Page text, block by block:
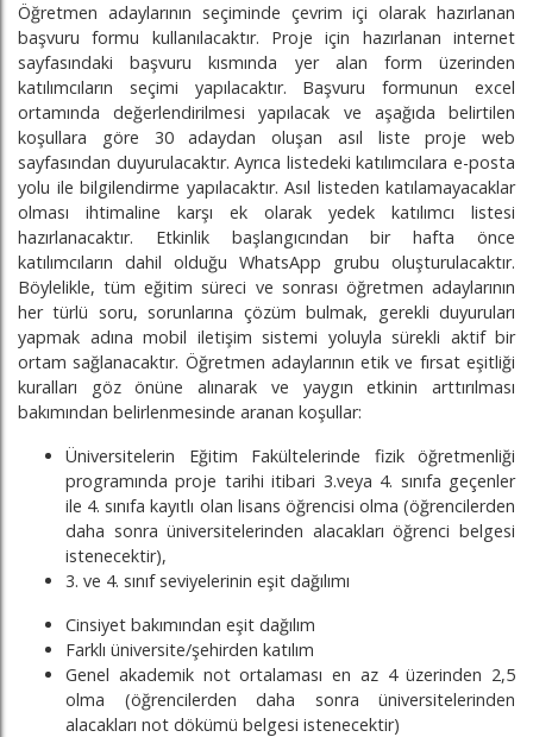
Öğretmen adaylarının seçiminde çevrim içi olarak hazırlanan
başvuru formu kullanılacaktır. Proje için hazırlanan internet
sayfasındaki başvuru kısmında yer alan form üzerinden
katılımcıların seçimi yapılacaktır. Başvuru formunun excel
ortamında değerlendirilmesi yapılacak ve aşağıda belirtilen
koşullara göre 30 adaydan oluşan asıl liste proje web
sayfasından duyurulacaktır. Ayrıca listedeki katılımcılara e-posta
yolu ile bilgilendirme yapılacaktır. Asıl listeden katılamayacaklar
olması ihtimaline karşı ek olarak yedek katılımcı listesi
hazırlanacaktır. Etkinlik başlangıcından bir hafta önce
katılımcıların dahil olduğu WhatsApp grubu oluşturulacaktır.
Böylelikle, tüm eğitim süreci ve sonrası öğretmen adaylarının
her türlü soru, sorunlarına çözüm bulmak, gerekli duyuruları
yapmak adına mobil iletişim sistemi yoluyla sürekli aktif bir
ortam sağlanacaktır. Öğretmen adaylarının etik ve fırsat eşitliği
kuralları göz önüne alınarak ve yaygın etkinin arttırılması
bakımından belirlenmesinde aranan koşullar:
Üniversitelerin Eğitim Fakültelerinde fizik öğretmenliği
programında proje tarihi itibari 3.veya 4. sınıfa geçenler
ile 4. sınıfa kayıtlı olan lisans öğrencisi olma (öğrencilerden
daha sonra üniversitelerinden alacakları öğrenci belgesi
istenecektir),
3. ve 4. sınıf seviyelerinin eşit dağılımı
Cinsiyet bakımından eşit dağılım
Farklı üniversite/şehirden katılım
Genel akademik not ortalaması en az 4 üzerinden 2,5
olma (öğrencilerden daha sonra üniversitelerinden
alacakları not dökümü belgesi istenecektir)